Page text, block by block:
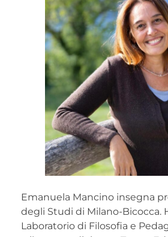
Emanuela Mancino insegna
degli Studi di Milano-Bicocca.
Laboratorio di Filosofia e